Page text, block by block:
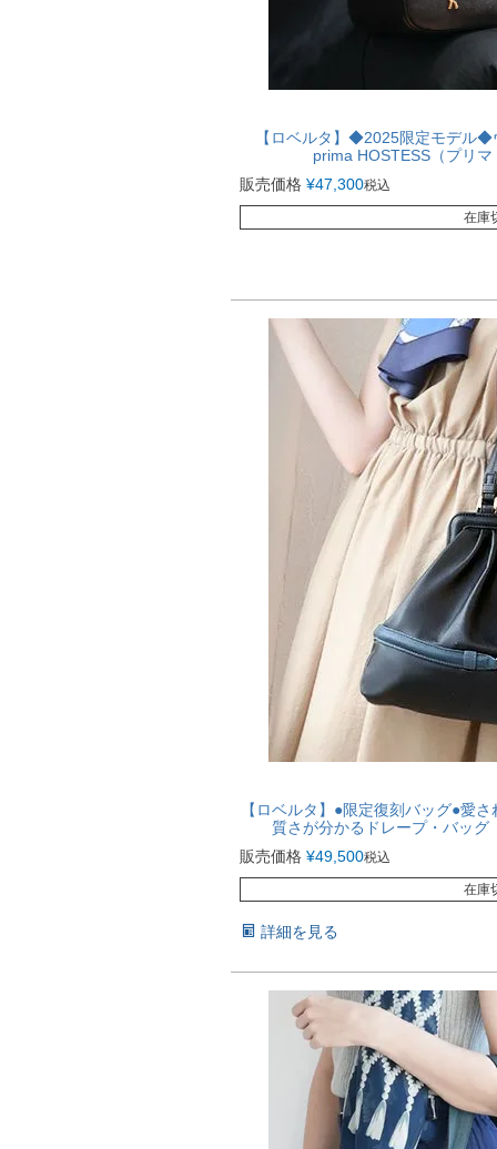
【ロベルタ】◆2025限定モデル
prima HOSTESS（プリ
販売価格 ¥47,300税込
在庫
【ロベルタ】●限定復刻バッグ●愛
質さが分かるドレープ・バッ
販売価格 ¥49,500税込
在庫
詳細を見る